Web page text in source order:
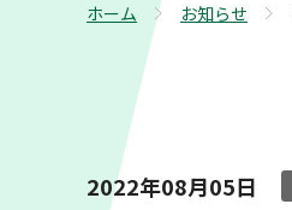
ホーム お知らせ
2022年08月05日